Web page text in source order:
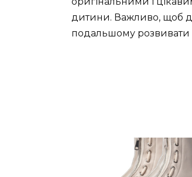
дитини. Важливо, щоб
подальшому розвивати